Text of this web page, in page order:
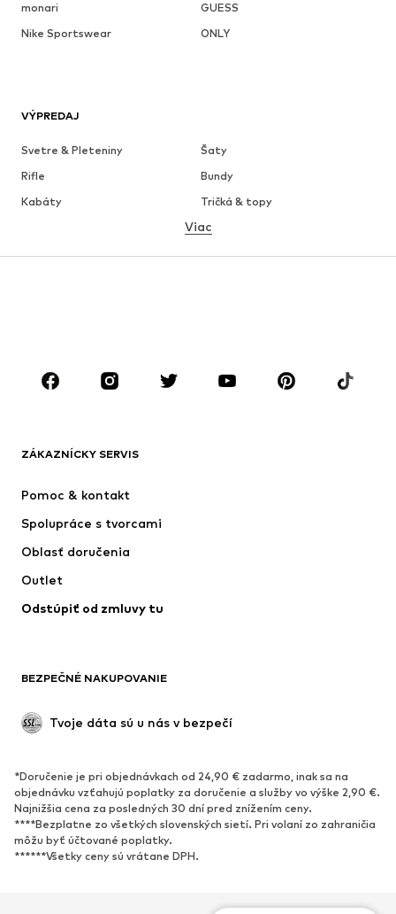
monari
GUESS
Nike Sportswear
ONLY
VÝPREDAJ
Svetre & Pleteniny
Šaty
Rifle
Bundy
Kabáty
Tričká & topy
Bielizeň
Sukne
Blúzky & tuniky
Doplnky
Premium
Nové
Bundy
Bielizeň
Kabáty
Plavky
Upcyklácia
Nové
Obľúbené
Tenisky
Členkové čižmy
Topánky na vysokom podpätku
Sandále
Viac
ZÁKAZNÍCKY SERVIS
Pomoc & kontakt
Spolupráce s tvorcami
Oblasť doručenia
Outlet
Odstúpiť od zmluvy tu
BEZPEČNÉ NAKUPOVANIE
Tvoje dáta sú u nás v bezpečí
*Doručenie je pri objednávkach od 24,90 € zadarmo, inak sa na
objednávku vzťahujú poplatky za doručenie a služby vo výške 2,90 €.
Najnižšia cena za posledných 30 dní pred znížením ceny.
****Bezplatne zo všetkých slovenských sietí. Pri volaní zo zahraničia
môžu byť účtované poplatky.
******Všetky ceny sú vrátane DPH.